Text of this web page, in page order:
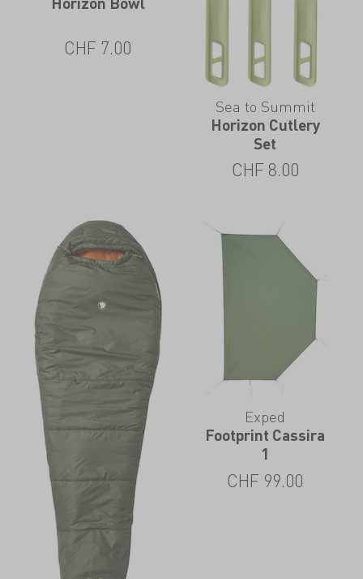
CHF 7.00
Sea to Summit
Horizon Cutlery
Set
CHF 8.00
Exped
Footprint Cassira
1
CHF 99.00